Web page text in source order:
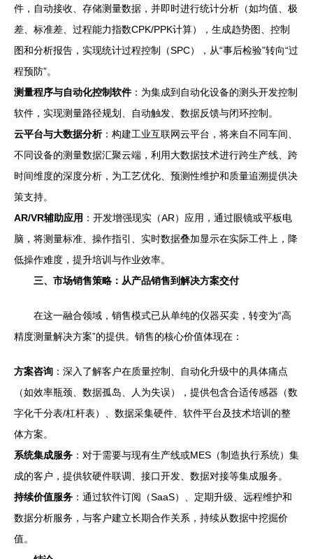
件，自动接收、存储测量数据，并即时进行统计分析（如均值、极
差、标准差、过程能力指数CPK/PPK计算），生成趋势图、控制
图和分析报告，实现统计过程控制（SPC），从“事后检验”转向“过
程预防”。
测量程序与自动化控制软件：为集成到自动化设备的测头开发控制
软件，实现测量路径规划、自动触发、数据反馈与闭环控制。
云平台与大数据分析：构建工业互联网云平台，将来自不同车间、
不同设备的测量数据汇聚云端，利用大数据技术进行跨生产线、跨
时间维度的深度分析，为工艺优化、预测性维护和质量追溯提供决
策支持。
AR/VR辅助应用 ：开发增强现实（AR）应用，通过眼镜或平板电
脑，将测量标准、操作指引、实时数据叠加显示在实际工件上，降
低操作难度，提升培训与作业效率。
三、市场销售策略：从产品销售到解决方案交付
在这一融合领域，销售模式已从单纯的仪器买卖，转变为“高
精度测量解决方案”的提供。销售的核心价值体现在：
方案咨询 ：深入了解客户在质量控制、自动化升级中的具体痛点
（如效率瓶颈、数据孤岛、人为失误），提供包含合适传感器（数
字化千分表/杠杆表）、数据采集硬件、软件平台及技术培训的整
体方案。
系统集成服务 ：对于需要与现有生产线或MES（制造执行系统）集
成的客户，提供软硬件联调、接口开发、数据对接等集成服务。
持续价值服务 ：通过软件订阅（SaaS）、定期升级、远程维护和
数据分析服务，与客户建立长期合作关系，持续从数据中挖掘价
值。